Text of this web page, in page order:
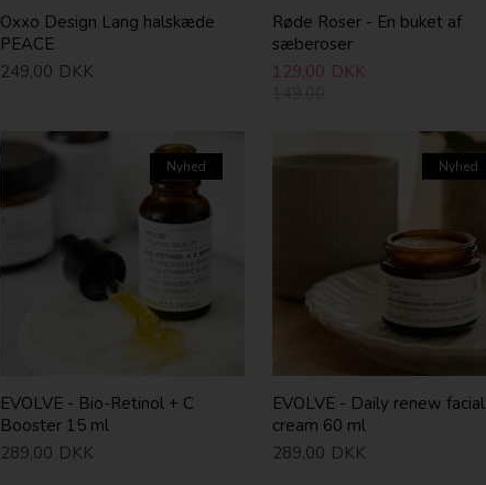
Oxxo Design Lang halskæde
PEACE
249,00 DKK
Røde Roser - En buket af
sæberoser
129,00 DKK
Nyhed
EVOLVE - Bio-Retinol + C
Booster 15 ml
289,00 DKK
Nyhed
EVOLVE - Daily renew facial
cream 60 ml
289,00 DKK